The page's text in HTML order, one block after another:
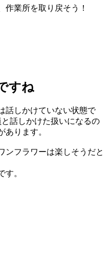
作業所を取り戻そう！
すね
話しかけていない状態で
話しかけた扱いになるの
あります。
ンフラワーは楽しそうだと
す。